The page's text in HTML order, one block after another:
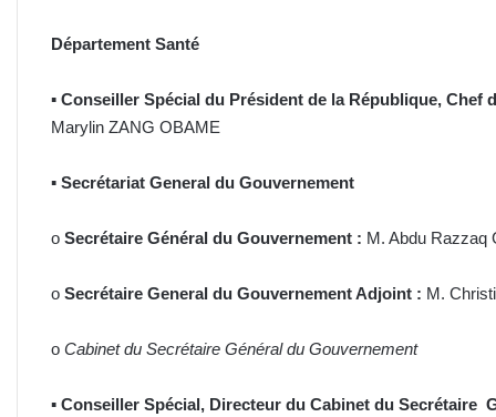
Département Santé
▪ Conseiller Spécial du Président de la République, Chef
Marylin ZANG OBAME
▪ Secrétariat General du Gouvernement
o Secrétaire Général du Gouvernement : M. Abdu
o Secrétaire General du Gouvernement Adjoint : M.
o Cabinet du Secrétaire Général du Gouvernement
▪ Conseiller Spécial, Directeur du Cabinet du Secrétaire